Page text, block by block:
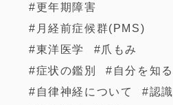
更年期障害
月経前症候群(PMS)
東洋医学
爪もみ
症状の鑑別
自分を知る
自律神経について
認識